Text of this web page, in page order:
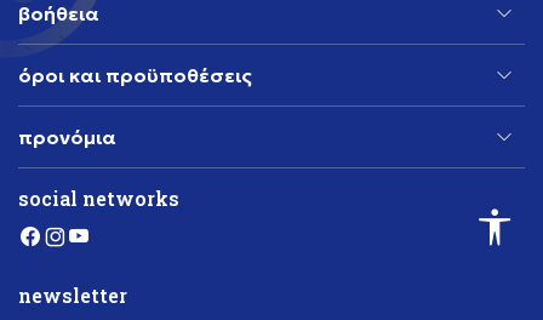
βοήθεια
όροι και προϋποθέσεις
προνόμια
social networks
newsletter